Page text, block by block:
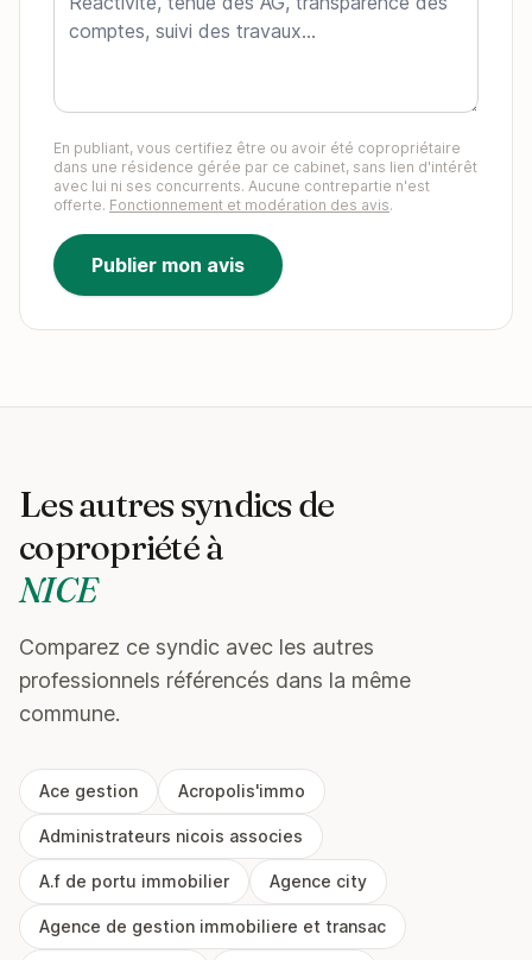
En publiant, vous certifiez être ou avoir été copropriétaire
dans une résidence gérée par ce cabinet, sans lien d'intérêt
avec lui ni ses concurrents. Aucune contrepartie n'est
offerte. Fonctionnement et modération des avis.
Publier mon avis
Les autres syndics de
copropriété à
NICE
Comparez ce syndic avec les autres
professionnels référencés dans la même
commune.
Ace gestion Acropolis'immo
Administrateurs nicois associes
A.f de portu immobilier Agence city
Agence de gestion immobiliere et transac